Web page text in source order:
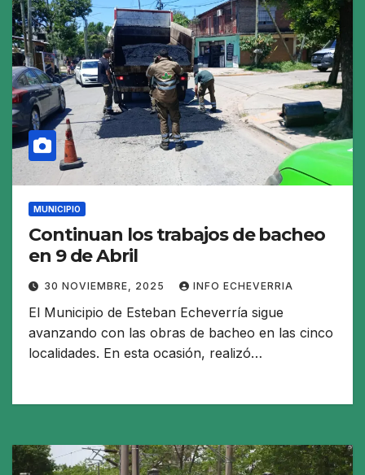
MUNICIPIO
Continuan los trabajos de bacheo
en 9 de Abril
30 NOVIEMBRE, 2025 INFO ECHEVERRIA
El Municipio de Esteban Echeverría sigue
avanzando con las obras de bacheo en las cinco
localidades. En esta ocasión, realizó…